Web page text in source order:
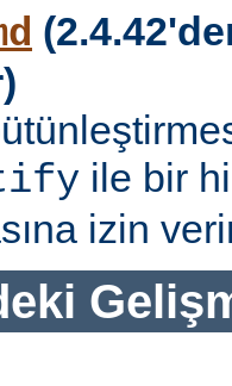
ile bir
izin